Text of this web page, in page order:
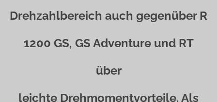
Drehzahlbereich auch gegenüber R
1200 GS, GS Adventure und RT
über
leichte Drehmomentvorteile. Als